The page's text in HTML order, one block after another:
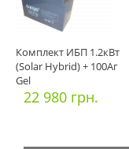
Комплект ИБП 1.2кВт
(Solar Hybrid) + 100Аг
Gel
22 980 грн.